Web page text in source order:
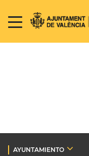
AYUNTAMIENTO